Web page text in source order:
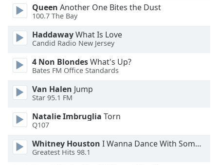
Background
Color
Opacity
Font
Size
Text
Edge
Queen Another One Bites the Dust
100.7 The Bay
HaddawayWhat Is Love
Candid Radio New Jersey
4 Non BlondesWhat's Up?
Bates FM Office Standards
Van Halen Jump
Star 95.1 FM
Natalie Imbruglia Torn
Q107
Whitney Houston I Wanna Dance With Somebody
Greatest Hits 98.1